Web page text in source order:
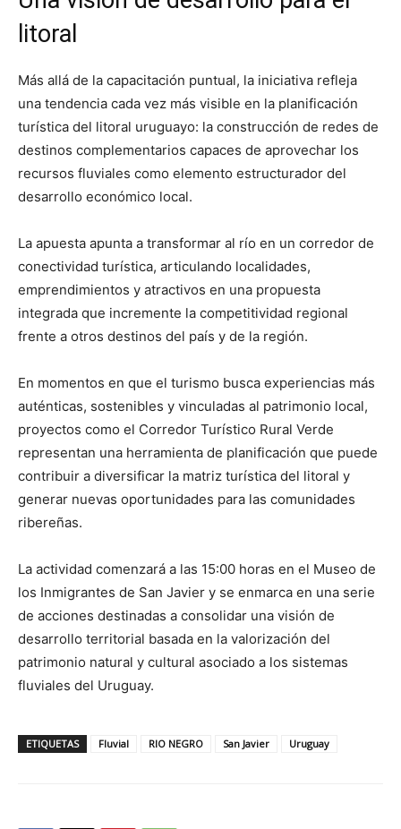
litoral
Más allá de la capacitación puntual, la iniciativa refleja
una tendencia cada vez más visible en la planificación
turística del litoral uruguayo: la construcción de redes de
destinos complementarios capaces de aprovechar los
recursos fluviales como elemento estructurador del
desarrollo económico local.
La apuesta apunta a transformar al río en un corredor de
conectividad turística, articulando localidades,
emprendimientos y atractivos en una propuesta
integrada que incremente la competitividad regional
frente a otros destinos del país y de la región.
En momentos en que el turismo busca experiencias más
auténticas, sostenibles y vinculadas al patrimonio local,
proyectos como el Corredor Turístico Rural Verde
representan una herramienta de planificación que puede
contribuir a diversificar la matriz turística del litoral y
generar nuevas oportunidades para las comunidades
ribereñas.
La actividad comenzará a las 15:00 horas en el Museo de
los Inmigrantes de San Javier y se enmarca en una serie
de acciones destinadas a consolidar una visión de
desarrollo territorial basada en la valorización del
patrimonio natural y cultural asociado a los sistemas
fluviales del Uruguay.
ETIQUETAS Fluvial RIO NEGRO San Javier Uruguay